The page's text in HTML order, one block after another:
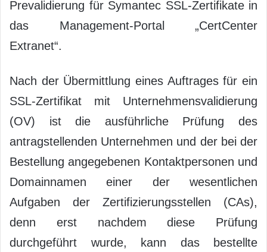
Prevalidierung für Symantec SSL-Zertifikate in
das Management-Portal „CertCenter
Extranet“.
Nach der Übermittlung eines Auftrages für ein
SSL-Zertifikat mit Unternehmensvalidierung
(OV) ist die ausführliche Prüfung des
antragstellenden Unternehmen und der bei der
Bestellung angegebenen Kontaktpersonen und
Domainnamen einer der wesentlichen
Aufgaben der Zertifizierungsstellen (CAs),
denn erst nachdem diese Prüfung
durchgeführt wurde, kann das bestellte